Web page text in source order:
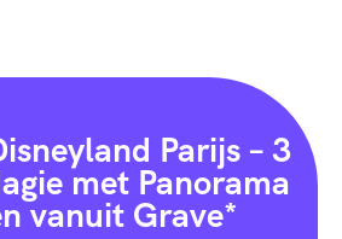
Parijs – 3
met Panorama
vanuit Grave*